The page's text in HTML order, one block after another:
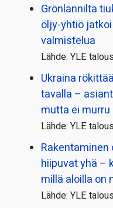
Grönlannilta
öljy-yhtiö
valmistelua
Lähde: YLE talous
Ukraina
tavalla –
mutta ei murru
Lähde: YLE talous
hiipuvat yhä –
millä aloilla on
Lähde: YLE talous